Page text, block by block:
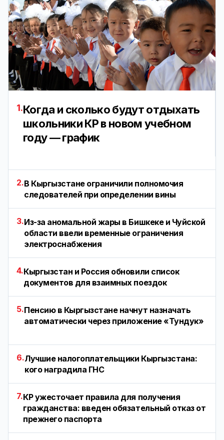
1.Когда и сколько будут отдыхать
школьники КР в новом учебном
году — график
2.В Кыргызстане ограничили полномочия
следователей при определении вины
3.Из-за аномальной жары в Бишкеке и Чуйской
области ввели временные ограничения
электроснабжения
4.Кыргызстан и Россия обновили список
документов для взаимных поездок
5.Пенсию в Кыргызстане начнут назначать
автоматически через приложение «Тундук»
6.Лучшие налогоплательщики Кыргызстана:
кого наградила ГНС
7.КР ужесточает правила для получения
гражданства: введен обязательный отказ от
прежнего паспорта